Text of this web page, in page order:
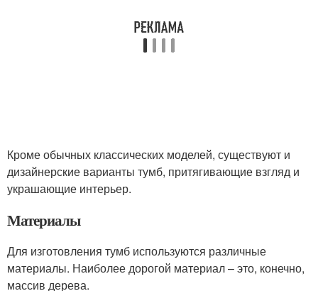
Кроме обычных классических моделей, существуют и
дизайнерские варианты тумб, притягивающие взгляд и
украшающие интерьер.
Материалы
Для изготовления тумб используются различные
материалы. Наиболее дорогой материал – это, конечно,
массив дерева.